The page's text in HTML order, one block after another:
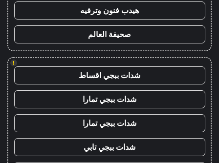
هيدب فنون وترفيه
صحيفة العالم
!
شدات ببجي اقساط
شدات ببجي تمارا
شدات ببجي تمارا
شدات ببجي تابي